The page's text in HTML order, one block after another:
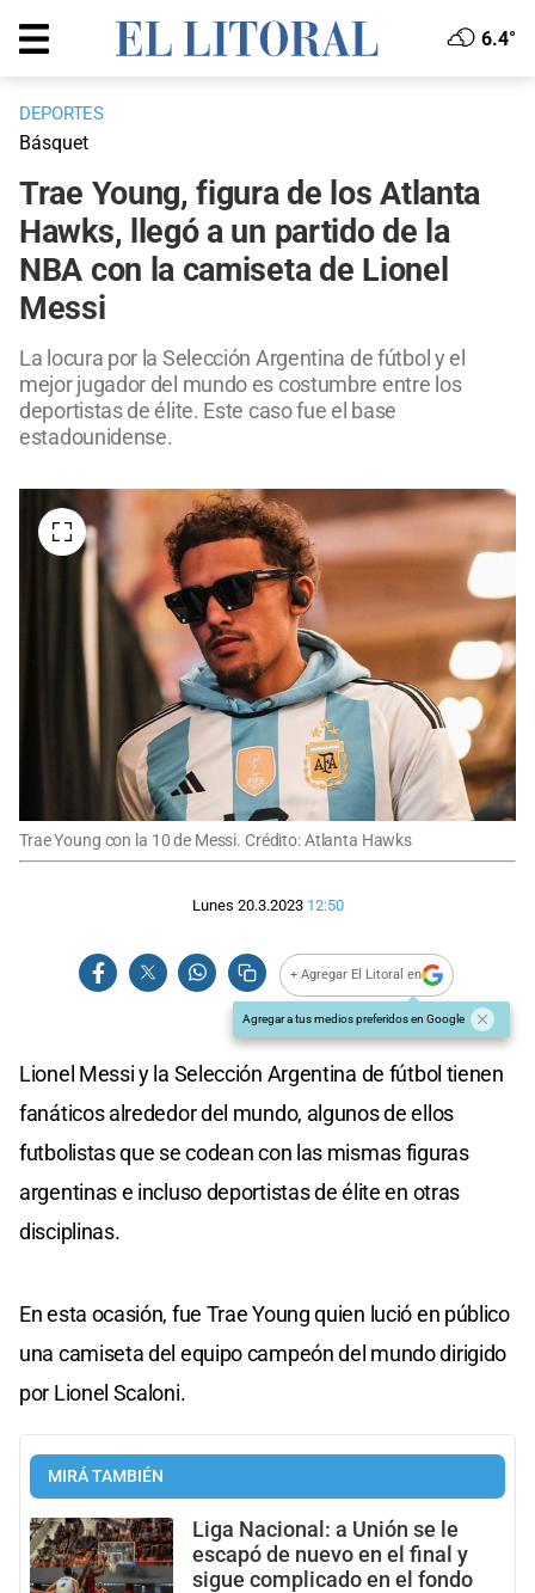
6.4°
DEPORTES
Básquet
Trae Young, figura de los Atlanta
Hawks, llegó a un partido de la
NBA con la camiseta de Lionel
Messi
La locura por la Selección Argentina de fútbol y el
mejor jugador del mundo es costumbre entre los
deportistas de élite. Este caso fue el base
estadounidense.
Trae Young con la 10 de Messi. Crédito: Atlanta Hawks
Lunes 20.3.2023 12:50
+ Agregar El Litoral en
Agregar a tus medios preferidos en Google
Lionel Messi y la Selección Argentina de fútbol tienen
fanáticos alrededor del mundo, algunos de ellos
futbolistas que se codean con las mismas figuras
argentinas e incluso deportistas de élite en otras
disciplinas.
En esta ocasión, fue Trae Young quien lució en público
una camiseta del equipo campeón del mundo dirigido
por Lionel Scaloni.
MIRÁ TAMBIÉN
Liga Nacional: a Unión se le
escapó de nuevo en el final y
sigue complicado en el fondo